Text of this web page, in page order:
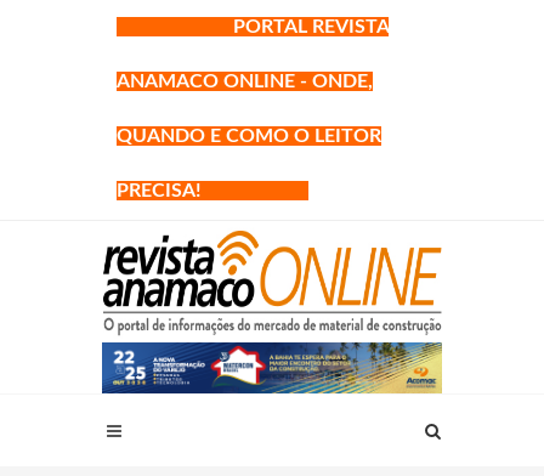
PORTAL REVISTA
ANAMACO ONLINE - ONDE,
QUANDO E COMO O LEITOR
PRECISA!